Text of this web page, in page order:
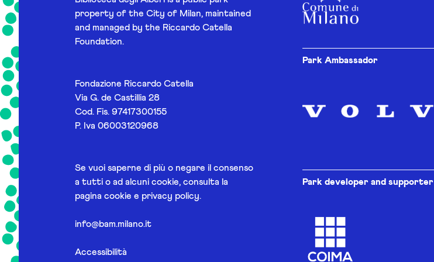
property of the City of Milan, maintained
and managed by the Riccardo Catella
Foundation.
Fondazione Riccardo Catella
Via G. de Castillia 28
Cod. Fis. 97417300155
P. Iva 06003120968
Se vuoi saperne di più o negare il consenso
a tutti o ad alcuni cookie, consulta la
pagina cookie e privacy policy.
info@bam.milano.it
Accessibilità
Park Ambassador
Park developer and supporter